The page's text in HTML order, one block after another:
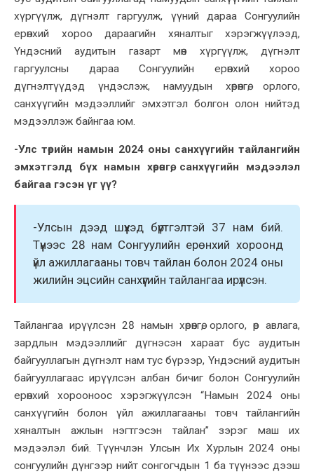
хүргүүлж, дүгнэлт гаргуулж, үүний дараа Сонгуулийн
ерөнхий хороо дараагийн хяналтыг хэрэгжүүлээд,
Үндэсний аудитын газарт мөн хүргүүлж, дүгнэлт
гаргуулсны дараа Сонгуулийн ерөнхий хороо
дүгнэлтүүдэд үндэслэж, намуудын хөрөнгө, орлого,
санхүүгийн мэдээллийг эмхэтгэл болгон олон нийтэд
мэдээллэж байнгаа юм.
-Улс төрийн намын 2024 оны санхүүгийн тайлангийн
эмхэтгэлд бүх намын хөрөнгө, санхүүгийн мэдээлэл
байгаа гэсэн үг үү?
-Улсын дээд шүүхэд бүртгэлтэй 37 нам бий.
Түүнээс 28 нам Сонгуулийн ерөнхий хороонд
үйл ажиллагааны товч тайлан болон 2024 оны
жилийн эцсийн санхүүгийн тайлангаа ирүүлсэн.
Тайлангаа ирүүлсэн 28 намын хөрөнгө, орлого, өр авлага,
зардлын мэдээллийг дүгнэсэн хараат бус аудитын
байгууллагын дүгнэлт нам тус бүрээр, Үндэсний аудитын
байгууллагаас ирүүлсэн албан бичиг болон Сонгуулийн
ерөнхий хорооноос хэрэгжүүлсэн “Намын 2024 оны
санхүүгийн болон үйл ажиллагааны товч тайлангийн
хяналтын ажлын нэгтгэсэн тайлан” зэрэг маш их
мэдээлэл бий. Түүнчлэн Улсын Их Хурлын 2024 оны
сонгуулийн дүнгээр нийт сонгогчдын 1 ба түүнээс дээш